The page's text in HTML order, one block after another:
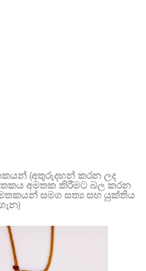
(අතුරුදහන් කරන ලද
අමතක කිරීමට බල කරන
සමග සත්‍ය සහ යුක්තිය